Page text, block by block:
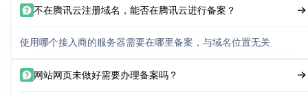
不在腾讯云注册域名，能否在腾讯云进行备案？
使用哪个接入商的服务器需要在哪里备案，与域名位置无关
网站网页未做好需要办理备案吗？